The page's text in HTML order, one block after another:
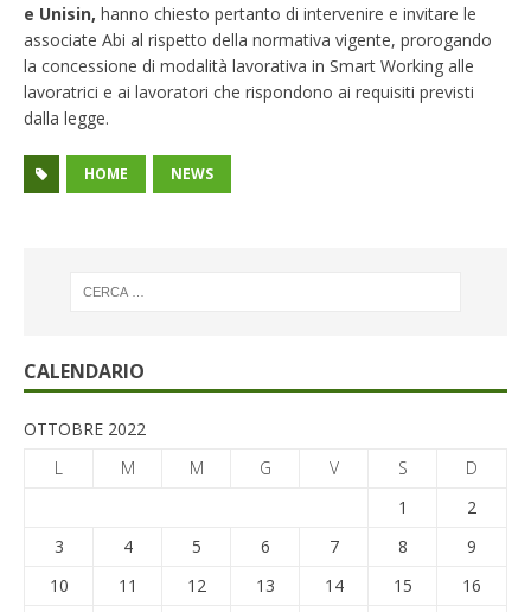
e Unisin, hanno chiesto pertanto di intervenire e invitare le
associate Abi al rispetto della normativa vigente, prorogando
la concessione di modalità lavorativa in Smart Working alle
lavoratrici e ai lavoratori che rispondono ai requisiti previsti
dalla legge.
HOME NEWS
CALENDARIO
OTTOBRE 2022
L
M M G V S
D
1
2
3
4 5 6 7 8
9
10
11 12 13 14 15
16